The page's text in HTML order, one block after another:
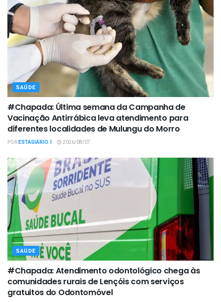
SAÚDE
#Chapada: Última semana da Campanha de
Vacinação Antirrábica leva atendimento para
diferentes localidades de Mulungu do Morro
PORESTAGIÁRIO 1 2026/08/07
SAÚDE
#Chapada: Atendimento odontológico chega às
comunidades rurais de Lençóis com serviços
gratuitos do Odontomóvel